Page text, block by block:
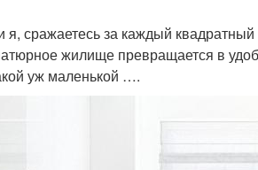
я, сражаетесь за каждый
жилище превращается в
уж маленькой ….